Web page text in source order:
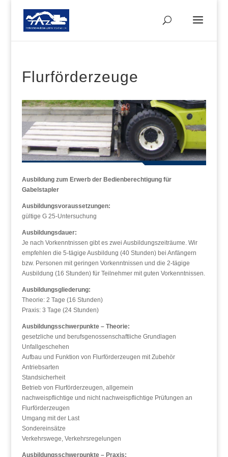
Flurförderzeuge
Ausbildung zum Erwerb der Bedienberechtigung für
Gabelstapler
Ausbildungsvoraussetzungen:
gültige G 25-Untersuchung
Ausbildungsdauer:
Je nach Vorkenntnissen gibt es zwei Ausbildungszeiträume. Wir
empfehlen die 5-tägige Ausbildung (40 Stunden) bei Anfängern
bzw. Personen mit geringen Vorkenntnissen und die 2-tägige
Ausbildung (16 Stunden) für Teilnehmer mit guten Vorkenntnissen.
Ausbildungsgliederung:
Theorie: 2 Tage (16 Stunden)
Praxis: 3 Tage (24 Stunden)
Ausbildungsschwerpunkte – Theorie:
gesetzliche und berufsgenossenschaftliche Grundlagen
Unfallgeschehen
Aufbau und Funktion von Flurförderzeugen mit Zubehör
Antriebsarten
Standsicherheit
Betrieb von Flurförderzeugen, allgemein
nachweispflichtige und nicht nachweispflichtige Prüfungen an
Flurförderzeugen
Umgang mit der Last
Sondereinsätze
Verkehrswege, Verkehrsregelungen
Ausbildungsschwerpunkte – Praxis: